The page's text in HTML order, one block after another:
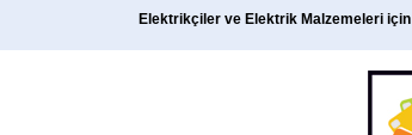
Elektrikçiler ve Elektrik Malzemeleri için